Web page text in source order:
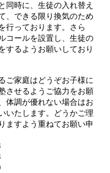
同時に、生徒の入れ替え
、できる限り換気のため
行っております。さら
コールを設置し、生徒の
するようお願いしており
ご家庭はどうぞお子様に
させるようご協力をお願
体調が優れない場合はお
いたします。どうかご理
ますよう重ねてお願い申